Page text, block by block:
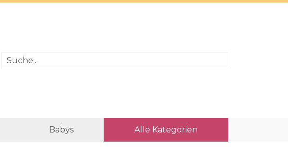
Babys Alle Kategorien